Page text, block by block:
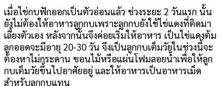
เมื่อไข่กบฟักออกเป็นตัวอ่อนแล้ว ช่วงระยะ 2 วันแรก นั้น
ยังไม่ต้องให้อาหารลูกกบเพราะลูกกบยังใช้ไข่แดงที่ติดมา
เลี้ยงตัวเอง หลังจากนั้นจึงค่อยเริ่มให้อาหาร เป็นไข่แดงต้ม
ลูกออดจะมีอายุ 20-30 วัน จึงเป็นลูกกบเต็มวัยในช่วงนี้จะ
ต้องหาไม่กระดาน ขอนไม้หรือแผ่นโฟมลอยน้ำเพื่อให้ลูก
กบเต็มวัยขึ้นไปอาศัยอยู่ และให้อาหารเป็นอาหารเม็ด
สำหรับลูกกบแทน